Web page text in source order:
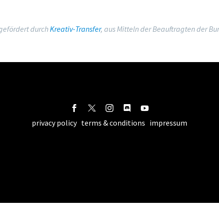
durchKreativ-Transfer, aus Mitteln der Beauftragten der
privacy policy terms & conditions impressum